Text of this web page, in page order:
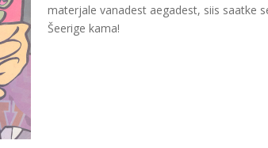
materjale vanadest aegadest, siis saatke
Šeerige kama!